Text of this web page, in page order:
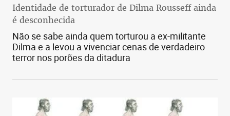
Identidade de torturador de Dilma Rousseff ainda
é desconhecida
Não se sabe ainda quem torturou a ex-militante
Dilma e a levou a vivenciar cenas de verdadeiro
terror nos porões da ditadura